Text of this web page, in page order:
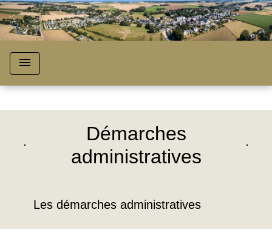
menu
chevron_left chevron_right
Démarches
administratives
Les démarches administratives